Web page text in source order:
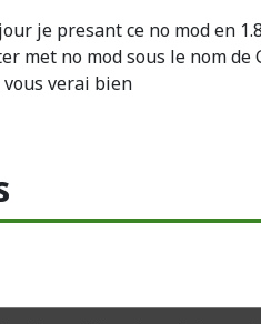
je presant ce no mod en
met no mod sous le nom
vous verai bien